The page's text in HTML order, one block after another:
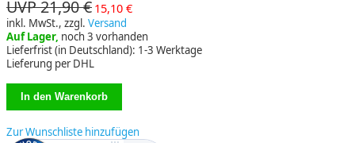
UVP 21,90 € 15,10 €
inkl. MwSt., zzgl. Versand
Auf Lager, noch 3 vorhanden
Lieferfrist (in Deutschland): 1-3 Werktage
Lieferung per DHL
Zur Wunschliste hinzufügen